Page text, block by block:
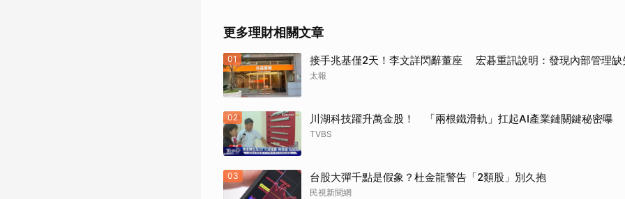
更多理財相關文章
01 接手兆基僅2天！李文詳閃辭董座 宏碁重訊說明：發現內部管理缺
太報
02 川湖科技躍升萬金股！ 「兩根鐵滑軌」扛起AI產業鏈關鍵秘密曝
TVBS
03 台股大彈千點是假象？杜金龍警告「2類股」別久抱
民視新聞網